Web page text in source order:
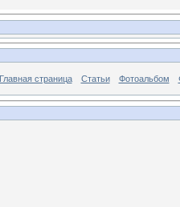
Главная страница Статьи Фотоальбом